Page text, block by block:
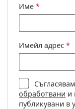
Име *
Имейл адрес *
обработвани и
публикувани в